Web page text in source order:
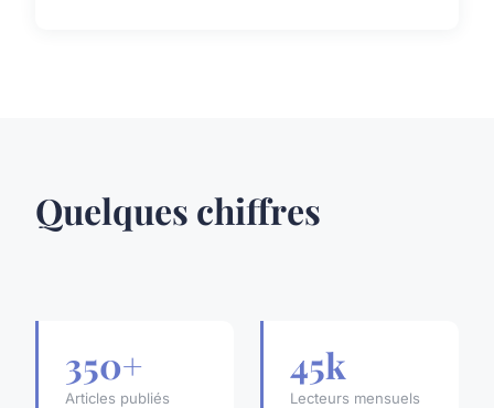
Quelques chiffres
350+
Articles publiés
45k
Lecteurs mensuels